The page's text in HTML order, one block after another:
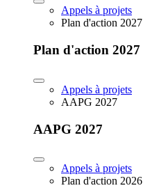
Appels à projets
Plan d'action 2027
Plan d'action 2027
Appels à projets
AAPG 2027
AAPG 2027
Appels à projets
Plan d'action 2026